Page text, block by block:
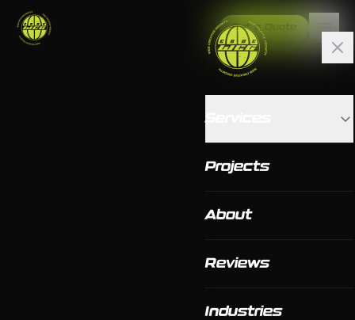
Get a Quote
Projects
About
Reviews
Industries